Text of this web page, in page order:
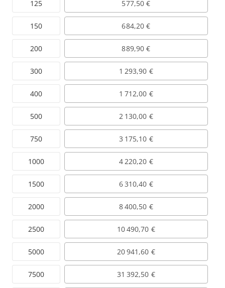
125
150
200
300
400
500
750
1000
1500
2000
2500
5000
7500
577,50 €
684,20 €
889,90 €
1 293,90 €
1 712,00 €
2 130,00 €
3 175,10 €
4 220,20 €
6 310,40 €
8 400,50 €
10 490,70 €
20 941,60 €
31 392,50 €